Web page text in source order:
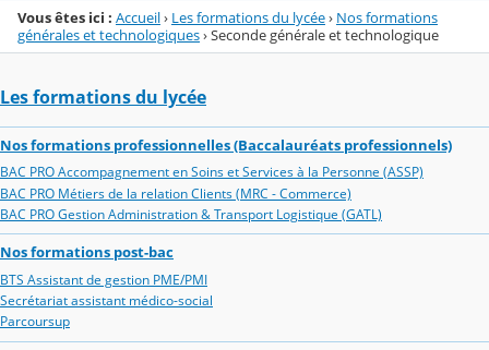
Vous êtes ici : Accueil› Les formations du lycée› Nos formations
générales et technologiques›Seconde générale et technologique
Les formations du lycée
Nos formations professionnelles (Baccalauréats professionnels)
BAC PRO Accompagnement en Soins et Services à la Personne (ASSP)
BAC PRO Métiers de la relation Clients (MRC - Commerce)
BAC PRO Gestion Administration & Transport Logistique (GATL)
Nos formations post-bac
BTS Assistant de gestion PME/PMI
Secrétariat assistant médico-social
Parcoursup